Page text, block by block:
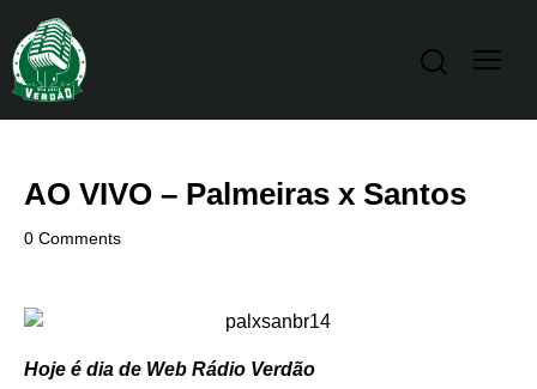
AO VIVO – Palmeiras x Santos
0 Comments
Hoje é dia de Web Rádio Verdão